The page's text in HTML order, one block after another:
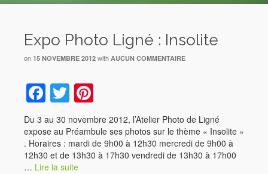
Expo Photo Ligné : Insolite
on 15 NOVEMBRE 2012 with AUCUN COMMENTAIRE
Facebook
Twitter
Du 3 au 30 novembre 2012, l’Atelier Photo de Ligné
expose au Préambule ses photos sur le thème « Insolite »
. Horaires : mardi de 9h00 à 12h30 mercredi de 9h00 à
12h30 et de 13h30 à 17h30 vendredi de 13h30 à 17h00
… Lire la suite